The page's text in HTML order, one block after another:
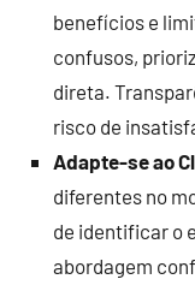
benefícios e
confusos,
direta.
risco de
Adapte-se ao
diferentes no
de identificar o
abordagem